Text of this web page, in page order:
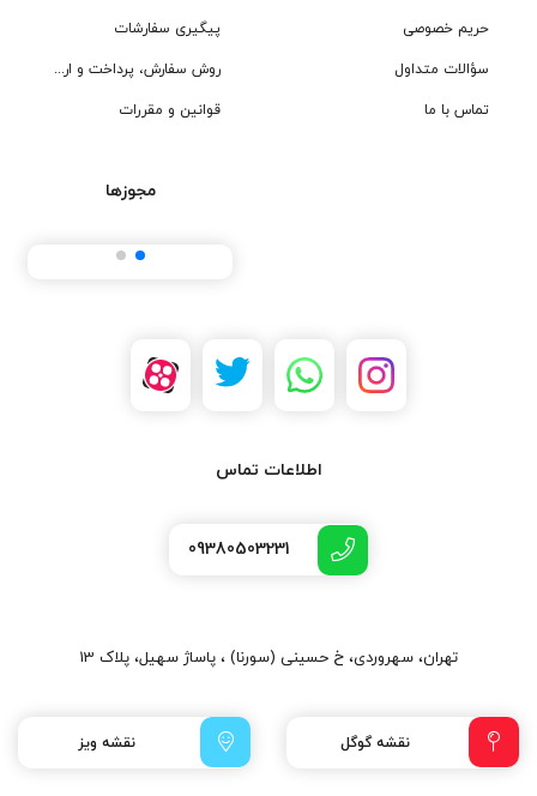
حریم خصوصی
سؤالات متداول
تماس با ما
پیگیری سفارشات
روش سفارش، پرداخت و ارسال
قوانین و مقررات
مجوزها
اطلاعات تماس
09380503231
تهران، سهروردی، خ حسینی (سورنا) ، پاساژ سهیل، پلاک 13
نقشه گوگل نقشه ویز